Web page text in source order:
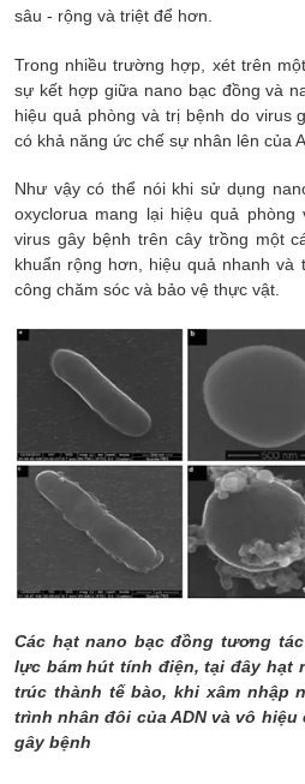
sâu - rộng và triệt để hơn.
Trong nhiều trường hợp, xét trên
sự kết hợp giữa nano bạc đồng và
hiệu quả phòng và trị bệnh do virus
có khả năng ức chế sự nhân lên của
Như vậy có thể nói khi sử dụng
oxyclorua mang lại hiệu quả
virus gây bệnh trên cây trồng một
khuẩn rộng hơn, hiệu quả nhanh và
công chăm sóc và bảo vệ thực vật.
Các hạt nano bạc đồng tương
lực bám hút tính điện, tại đây hạt
trúc thành tế bào, khi xâm nhập
trình nhân đôi của ADN và vô hiệu
gây bệnh